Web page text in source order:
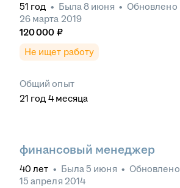
51 год • Была8 июня • Обновлено
26 марта 2019
120 000 ₽
Не ищет работу
Общий опыт
21 год 4 месяца
финансовый менеджер
40 лет • Была5 июня • Обновлено
15 апреля 2014